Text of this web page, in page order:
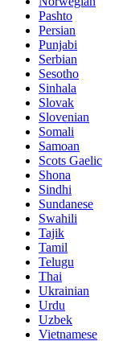
Pashto
Persian
Punjabi
Serbian
Sesotho
Sinhala
Slovak
Slovenian
Somali
Samoan
Scots Gaelic
Shona
Sindhi
Sundanese
Swahili
Tajik
Tamil
Telugu
Thai
Ukrainian
Urdu
Uzbek
Vietnamese